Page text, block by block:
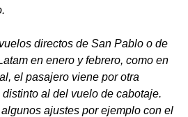
directos de San Pablo o de
en enero y febrero, como en
el pasajero viene por otra
al del vuelo de cabotaje.
ajustes por ejemplo con el